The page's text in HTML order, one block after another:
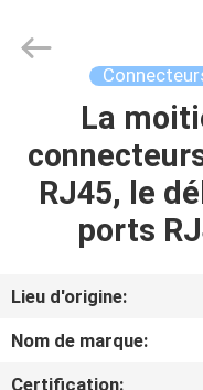
MAISON
PRODUITS
SUJET
DE
NOUS
Ltd..
La
RJ45, le
ports
Lieu d'origine:
Nom de marque:
Certification: